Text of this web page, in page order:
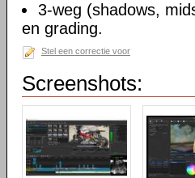
3-weg (shadows,
en grading.
Stel een correctie voor
Screenshots: